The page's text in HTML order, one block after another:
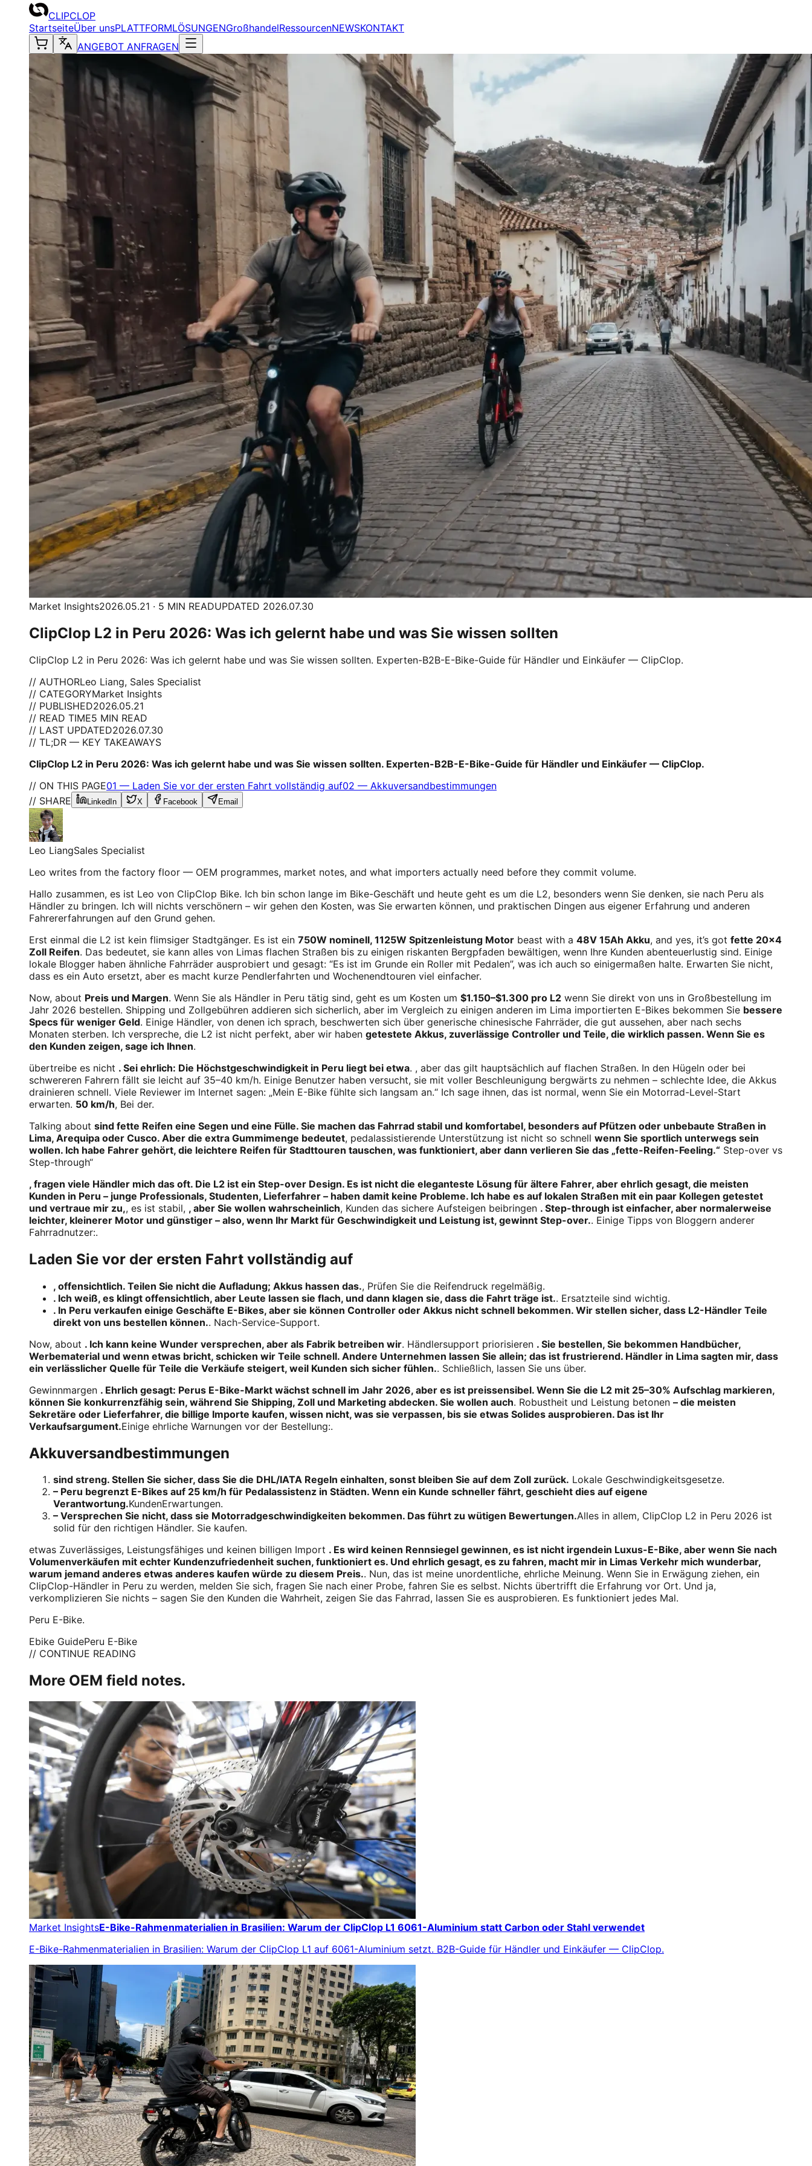
CLIPCLOP
StartseiteÜber unsPLATTFORMLÖSUNGENGroßhandelRessourcenNEWSKONTAKT
ANGEBOT ANFRAGEN
Market Insights2026.05.21 · 5 MIN READUPDATED 2026.07.30
ClipClop L2 in Peru 2026: Was ich gelernt habe und was Sie wissen sollten
ClipClop L2 in Peru 2026: Was ich gelernt habe und was Sie wissen sollten. Experten-B2B-E-Bike-Guide für Händler und Einkäufer — ClipClop.
// AUTHORLeo Liang, Sales Specialist
// CATEGORYMarket Insights
// PUBLISHED2026.05.21
// READ TIME5 MIN READ
// LAST UPDATED2026.07.30
// TL;DR — KEY TAKEAWAYS
ClipClop L2 in Peru 2026: Was ich gelernt habe und was Sie wissen sollten. Experten-B2B-E-Bike-Guide für Händler und Einkäufer — ClipClop.
// ON THIS PAGE01 — Laden Sie vor der ersten Fahrt vollständig auf02 — Akkuversandbestimmungen
// SHARE
LinkedIn X Facebook Email
Leo LiangSales Specialist
Leo writes from the factory floor — OEM programmes, market notes, and what importers actually need before they commit volume.
Hallo zusammen, es ist Leo von ClipClop Bike. Ich bin schon lange im Bike-Geschäft und heute geht es um die L2, besonders wenn Sie denken, sie nach Peru als
Händler zu bringen. Ich will nichts verschönern – wir gehen den Kosten, was Sie erwarten können, und praktischen Dingen aus eigener Erfahrung und anderen
Fahrererfahrungen auf den Grund gehen.
Erst einmal die L2 ist kein flimsiger Stadtgänger. Es ist ein 750W nominell, 1125W Spitzenleistung Motor beast with a 48V 15Ah Akku, and yes, it’s got fette 20×4
Zoll Reifen. Das bedeutet, sie kann alles von Limas flachen Straßen bis zu einigen riskanten Bergpfaden bewältigen, wenn Ihre Kunden abenteuerlustig sind. Einige
lokale Blogger haben ähnliche Fahrräder ausprobiert und gesagt: “Es ist im Grunde ein Roller mit Pedalen”, was ich auch so einigermaßen halte. Erwarten Sie nicht,
dass es ein Auto ersetzt, aber es macht kurze Pendlerfahrten und Wochenendtouren viel einfacher.
Now, about Preis und Margen. Wenn Sie als Händler in Peru tätig sind, geht es um Kosten um $1.150–$1.300 pro L2 wenn Sie direkt von uns in Großbestellung im
Jahr 2026 bestellen. Shipping und Zollgebühren addieren sich sicherlich, aber im Vergleich zu einigen anderen im Lima importierten E-Bikes bekommen Sie bessere
Specs für weniger Geld. Einige Händler, von denen ich sprach, beschwerten sich über generische chinesische Fahrräder, die gut aussehen, aber nach sechs
Monaten sterben. Ich verspreche, die L2 ist nicht perfekt, aber wir haben getestete Akkus, zuverlässige Controller und Teile, die wirklich passen. Wenn Sie es
den Kunden zeigen, sage ich Ihnen.
übertreibe es nicht . Sei ehrlich: Die Höchstgeschwindigkeit in Peru liegt bei etwa. , aber das gilt hauptsächlich auf flachen Straßen. In den Hügeln oder bei
schwereren Fahrern fällt sie leicht auf 35–40 km/h. Einige Benutzer haben versucht, sie mit voller Beschleunigung bergwärts zu nehmen – schlechte Idee, die Akkus
drainieren schnell. Viele Reviewer im Internet sagen: „Mein E-Bike fühlte sich langsam an.“ Ich sage ihnen, das ist normal, wenn Sie ein Motorrad-Level-Start
erwarten. 50 km/h, Bei der.
Talking about sind fette Reifen eine Segen und eine Fülle. Sie machen das Fahrrad stabil und komfortabel, besonders auf Pfützen oder unbebaute Straßen in
Lima, Arequipa oder Cusco. Aber die extra Gummimenge bedeutet, pedalassistierende Unterstützung ist nicht so schnell wenn Sie sportlich unterwegs sein
wollen. Ich habe Fahrer gehört, die leichtere Reifen für Stadttouren tauschen, was funktioniert, aber dann verlieren Sie das „fette-Reifen-Feeling.“ Step-over vs
Step-through“
, fragen viele Händler mich das oft. Die L2 ist ein Step-over Design. Es ist nicht die eleganteste Lösung für ältere Fahrer, aber ehrlich gesagt, die meisten
Kunden in Peru – junge Professionals, Studenten, Lieferfahrer – haben damit keine Probleme. Ich habe es auf lokalen Straßen mit ein paar Kollegen getestet
und vertraue mir zu,, es ist stabil, , aber Sie wollen wahrscheinlich, Kunden das sichere Aufsteigen beibringen . Step-through ist einfacher, aber normalerweise
leichter, kleinerer Motor und günstiger – also, wenn Ihr Markt für Geschwindigkeit und Leistung ist, gewinnt Step-over.. Einige Tipps von Bloggern anderer
Fahrradnutzer:.
Laden Sie vor der ersten Fahrt vollständig auf
, offensichtlich. Teilen Sie nicht die Aufladung; Akkus hassen das., Prüfen Sie die Reifendruck regelmäßig.
. Ich weiß, es klingt offensichtlich, aber Leute lassen sie flach, und dann klagen sie, dass die Fahrt träge ist.. Ersatzteile sind wichtig.
. In Peru verkaufen einige Geschäfte E-Bikes, aber sie können Controller oder Akkus nicht schnell bekommen. Wir stellen sicher, dass L2-Händler Teile
direkt von uns bestellen können.. Nach-Service-Support.
Now, about . Ich kann keine Wunder versprechen, aber als Fabrik betreiben wir. Händlersupport priorisieren . Sie bestellen, Sie bekommen Handbücher,
Werbematerial und wenn etwas bricht, schicken wir Teile schnell. Andere Unternehmen lassen Sie allein; das ist frustrierend. Händler in Lima sagten mir, dass
ein verlässlicher Quelle für Teile die Verkäufe steigert, weil Kunden sich sicher fühlen.. Schließlich, lassen Sie uns über.
Gewinnmargen . Ehrlich gesagt: Perus E-Bike-Markt wächst schnell im Jahr 2026, aber es ist preissensibel. Wenn Sie die L2 mit 25–30% Aufschlag markieren,
können Sie konkurrenzfähig sein, während Sie Shipping, Zoll und Marketing abdecken. Sie wollen auch. Robustheit und Leistung betonen – die meisten
Sekretäre oder Lieferfahrer, die billige Importe kaufen, wissen nicht, was sie verpassen, bis sie etwas Solides ausprobieren. Das ist Ihr
Verkaufsargument.Einige ehrliche Warnungen vor der Bestellung:.
Akkuversandbestimmungen
sind streng. Stellen Sie sicher, dass Sie die DHL/IATA Regeln einhalten, sonst bleiben Sie auf dem Zoll zurück. Lokale Geschwindigkeitsgesetze.
– Peru begrenzt E-Bikes auf 25 km/h für Pedalassistenz in Städten. Wenn ein Kunde schneller fährt, geschieht dies auf eigene
Verantwortung.KundenErwartungen.
– Versprechen Sie nicht, dass sie Motorradgeschwindigkeiten bekommen. Das führt zu wütigen Bewertungen.Alles in allem, ClipClop L2 in Peru 2026 ist
solid für den richtigen Händler. Sie kaufen.
etwas Zuverlässiges, Leistungsfähiges und keinen billigen Import . Es wird keinen Rennsiegel gewinnen, es ist nicht irgendein Luxus-E-Bike, aber wenn Sie nach
Volumenverkäufen mit echter Kundenzufriedenheit suchen, funktioniert es. Und ehrlich gesagt, es zu fahren, macht mir in Limas Verkehr mich wunderbar,
warum jemand anderes etwas anderes kaufen würde zu diesem Preis.. Nun, das ist meine unordentliche, ehrliche Meinung. Wenn Sie in Erwägung ziehen, ein
ClipClop-Händler in Peru zu werden, melden Sie sich, fragen Sie nach einer Probe, fahren Sie es selbst. Nichts übertrifft die Erfahrung vor Ort. Und ja,
verkomplizieren Sie nichts – sagen Sie den Kunden die Wahrheit, zeigen Sie das Fahrrad, lassen Sie es ausprobieren. Es funktioniert jedes Mal.
Peru E-Bike.
Ebike GuidePeru E-Bike
// CONTINUE READING
More OEM field notes.
Market InsightsE-Bike-Rahmenmaterialien in Brasilien: Warum der ClipClop L1 6061-Aluminium statt Carbon oder Stahl verwendet
E-Bike-Rahmenmaterialien in Brasilien: Warum der ClipClop L1 auf 6061-Aluminium setzt. B2B-Guide für Händler und Einkäufer — ClipClop.